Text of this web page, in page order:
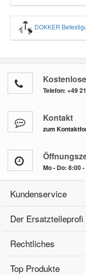
DOKKER
Telefon: +49
Kontakt
zum
Mo - Do: 8:00
Kundenservice
Der Ersatzteileprofi
Rechtliches
Top Produkte